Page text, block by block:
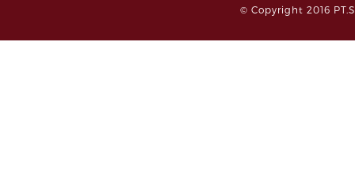
© Copyright 2016